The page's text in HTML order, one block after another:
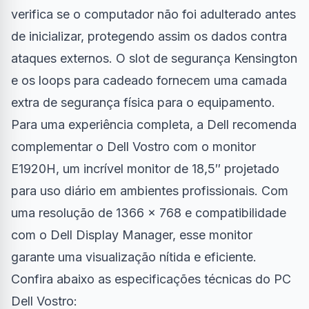
verifica se o computador não foi adulterado antes
de inicializar, protegendo assim os dados contra
ataques externos. O slot de segurança Kensington
e os loops para cadeado fornecem uma camada
extra de segurança física para o equipamento.
Para uma experiência completa, a Dell recomenda
complementar o Dell Vostro com o monitor
E1920H, um incrível monitor de 18,5″ projetado
para uso diário em ambientes profissionais. Com
uma resolução de 1366 x 768 e compatibilidade
com o Dell Display Manager, esse monitor
garante uma visualização nítida e eficiente.
Confira abaixo as especificações técnicas do PC
Dell Vostro: